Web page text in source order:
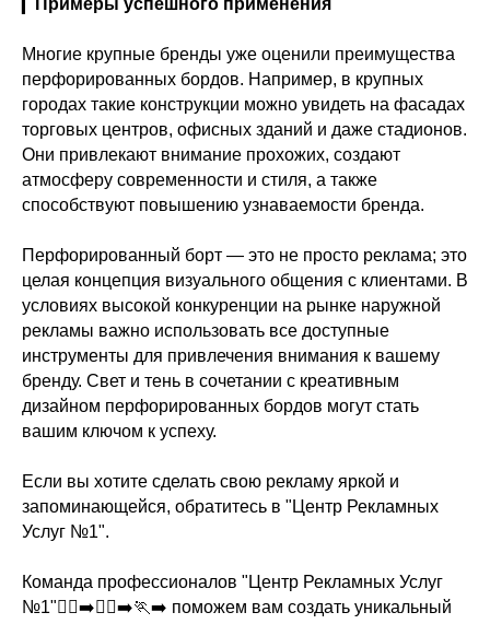
Примеры успешного применения
Многие крупные бренды уже оценили преимущества
перфорированных бордов. Например, в крупных
городах такие конструкции можно увидеть на фасадах
торговых центров, офисных зданий и даже стадионов.
Они привлекают внимание прохожих, создают
атмосферу современности и стиля, а также
способствуют повышению узнаваемости бренда.
Перфорированный борт — это не просто реклама; это
целая концепция визуального общения с клиентами. В
условиях высокой конкуренции на рынке наружной
рекламы важно использовать все доступные
инструменты для привлечения внимания к вашему
бренду. Свет и тень в сочетании с креативным
дизайном перфорированных бордов могут стать
вашим ключом к успеху.
Если вы хотите сделать свою рекламу яркой и
запоминающейся, обратитесь в "Центр Рекламных
Услуг №1".
Команда профессионалов "Центр Рекламных Услуг
№1"🏃‍♂️‍➡️🏃‍♀️‍➡️🏃‍➡️ поможем вам создать уникальный